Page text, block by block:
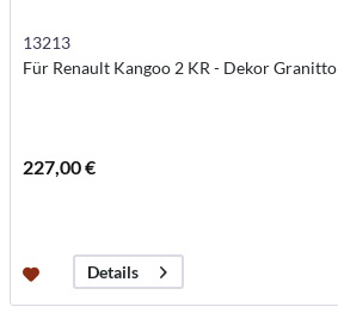
13213
Für Renault Kangoo 2 KR - Dekor Granitto
227,00 €
Details